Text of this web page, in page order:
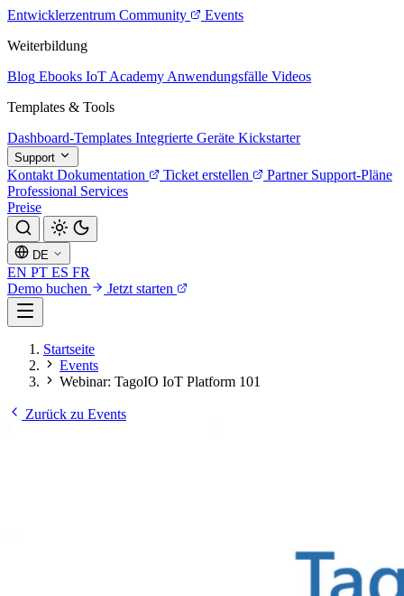
Entwicklerzentrum Community
Events
Weiterbildung
Blog Ebooks IoT Academy Anwendungsfälle Videos
Templates & Tools
Dashboard-Templates Integrierte Geräte Kickstarter
Support
Kontakt Dokumentation Ticket erstellen Partner Support-Pläne
Professional Services
Preise
DE
EN PT ES FR
Demo buchen
Jetzt starten
Startseite
Events
Webinar: TagoIO IoT Platform 101
Zurück zu Events